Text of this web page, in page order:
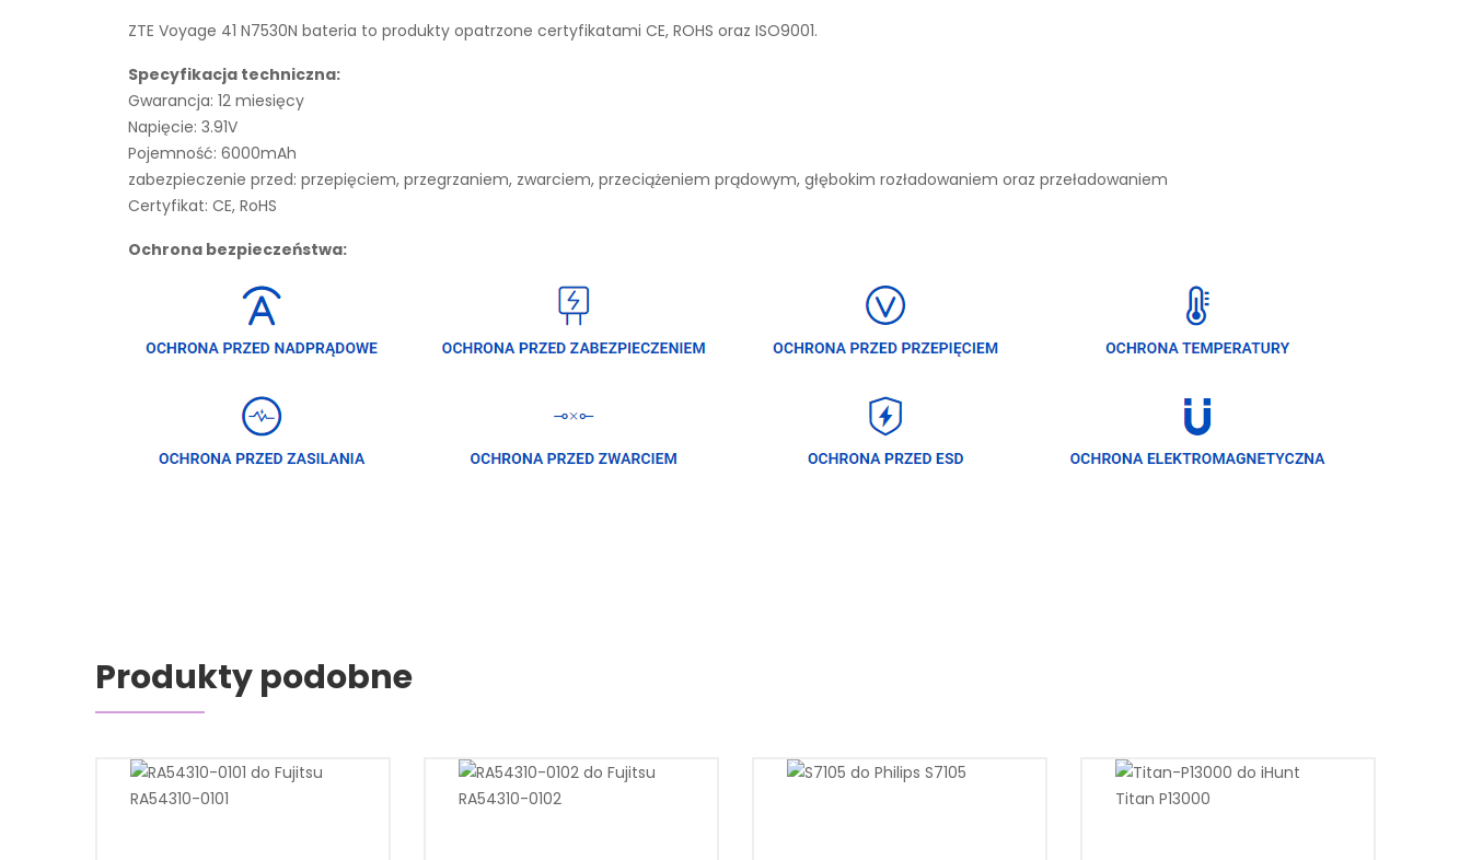
ZTE Voyage 41 N7530N bateria to produkty opatrzone certyfikatami CE, ROHS oraz ISO9001.
Specyfikacja techniczna:
Gwarancja: 12 miesięcy
Napięcie: 3.91V
Pojemność: 6000mAh
zabezpieczenie przed: przepięciem, przegrzaniem, zwarciem, przeciążeniem prądowym, głębokim rozładowaniem oraz przeładowaniem
Certyfikat: CE, RoHS
Ochrona bezpieczeństwa:
Produkty podobne